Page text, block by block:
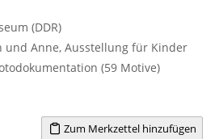
(DDR)
und Anne, Ausstellung für Kinder
(59 Motive)
Zum Merkzettel hinzufügen